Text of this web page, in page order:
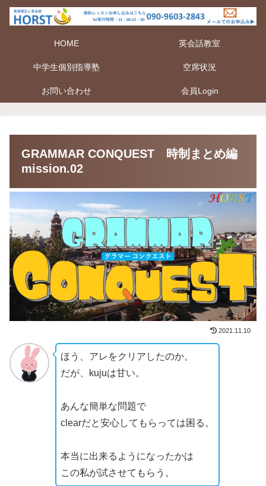
HOME 英会話教室
中学生個別指導塾 空席状況
お問い合わせ 会員Login
GRAMMAR CONQUEST 時制まとめ編
mission.02
2021.11.10
ほう、アレをクリアしたのか。
だが、kujuは甘い。
あんな簡単な問題で
clearだと安心してもらっては困る。
本当に出来るようになったかは
この私が試させてもらう。